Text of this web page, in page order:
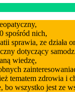
spośród nich,
sprawia, ze działa
dotyczący
wiedzę,
tematem zdrowia
wszystko jest ze